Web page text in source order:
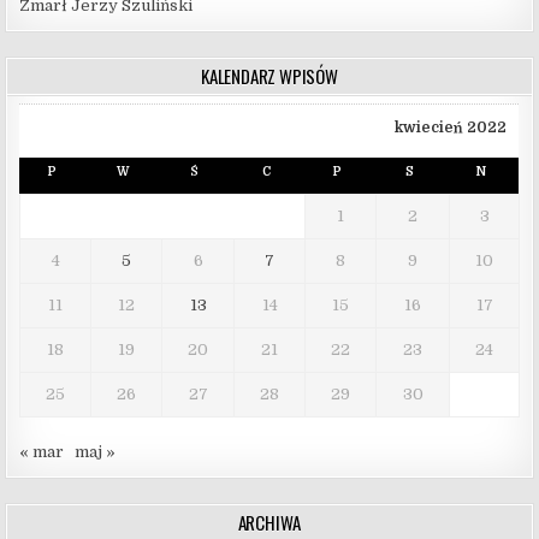
Zmarł Jerzy Szuliński
KALENDARZ WPISÓW
kwiecień 2022
P W Ś C P S N
1 2 3
4 5 6 7 8 9 10
11 12 13 14 15 16 17
18 19 20 21 22 23 24
25 26 27 28 29 30
« mar maj »
ARCHIWA